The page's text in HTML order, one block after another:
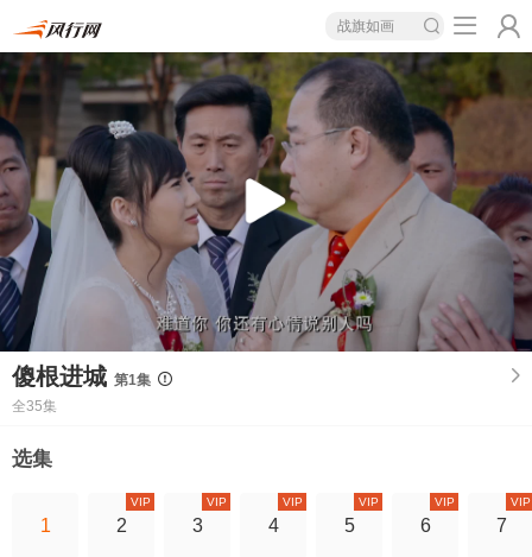
战旗如画
傻根进城 第1集
全35集
选集
1 2
VIP
3
VIP
4
VIP
5
VIP
6
VIP
7
VIP